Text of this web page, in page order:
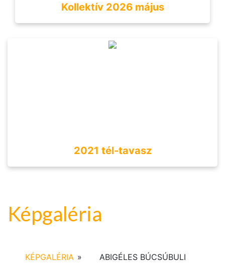
Kollektív 2026 május
2021 tél-tavasz
Képgaléria
KÉPGALÉRIA » ABIGÉLES BÚCSÚBULI